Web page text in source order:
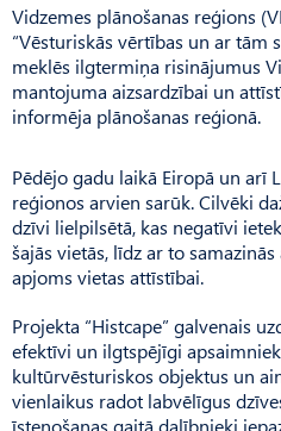
Vidzemes plānošanas reģions
“Vēsturiskās vērtības un ar tām
meklēs ilgtermiņa risinājumus
mantojuma aizsardzībai un
informēja plānošanas reģionā.
Pēdējo gadu laikā Eiropā un arī
reģionos arvien sarūk. Cilvēki
dzīvi lielpilsētā, kas negatīvi
šajās vietās, līdz ar to
apjoms vietas attīstībai.
Projekta “Histcape” galvenais
efektīvi un ilgtspējīgi
kultūrvēsturiskos objektus un
vienlaikus radot labvēlīgus
īstenošanas gaitā dalībnieki